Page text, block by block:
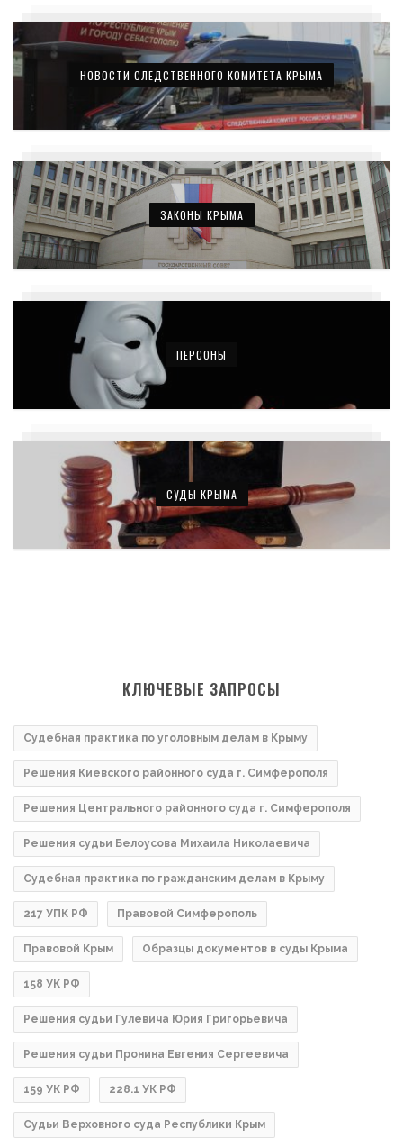
НОВОСТИ СЛЕДСТВЕННОГО КОМИТЕТА КРЫМА
ЗАКОНЫ КРЫМА
ПЕРСОНЫ
СУДЫ КРЫМА
КЛЮЧЕВЫЕ ЗАПРОСЫ
Судебная практика по уголовным делам в Крыму
Решения Киевского районного суда г. Симферополя
Решения Центрального районного суда г. Симферополя
Решения судьи Белоусова Михаила Николаевича
Судебная практика по гражданским делам в Крыму
217 УПК РФ Правовой Симферополь
Правовой Крым Образцы документов в суды Крыма
158 УК РФ
Решения судьи Гулевича Юрия Григорьевича
Решения судьи Пронина Евгения Сергеевича
159 УК РФ 228.1 УК РФ
Судьи Верховного суда Республики Крым